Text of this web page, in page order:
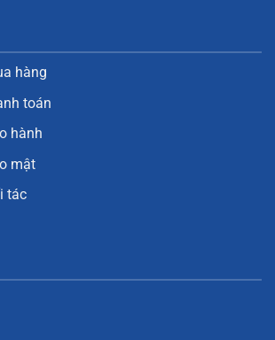
hàng
toán
hành
mật
tác